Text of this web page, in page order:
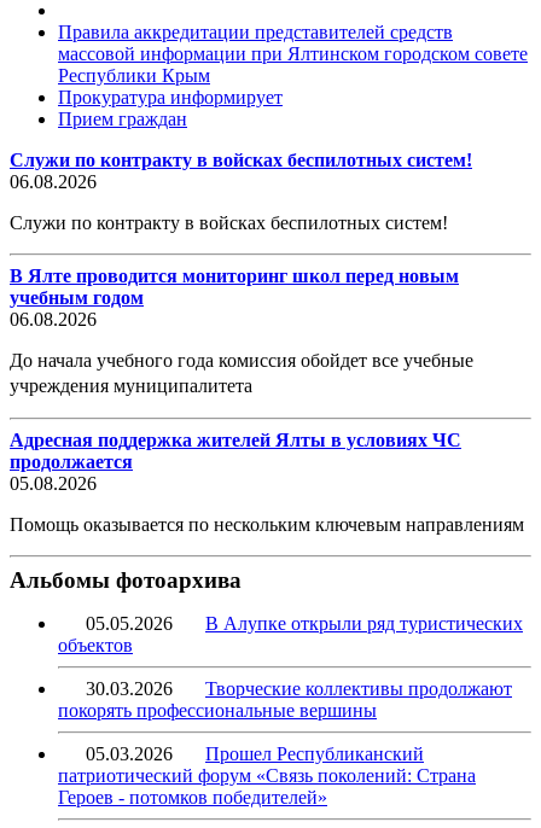
Правила аккредитации представителей средств
массовой информации при Ялтинском городском совете
Республики Крым
Прокуратура информирует
Прием граждан
Служи по контракту в войсках беспилотных систем!
06.08.2026
Служи по контракту в войсках беспилотных систем!
В Ялте проводится мониторинг школ перед новым
учебным годом
06.08.2026
До начала учебного года комиссия обойдет все учебные
учреждения муниципалитета
Адресная поддержка жителей Ялты в условиях ЧС
продолжается
05.08.2026
Помощь оказывается по нескольким ключевым направлениям
Альбомы фотоархива
05.05.2026
В Алупке открыли ряд туристических
объектов
30.03.2026
Творческие коллективы продолжают
покорять профессиональные вершины
05.03.2026
Прошел Республиканский
патриотический форум «Связь поколений: Страна
Героев - потомков победителей»